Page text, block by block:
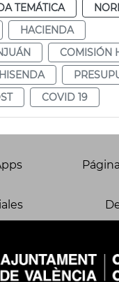
TEMÁTICA
HACIENDA
COMISIÓN
COVID 19